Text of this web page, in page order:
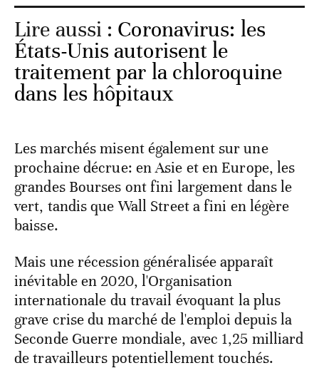
Lire aussi : Coronavirus: les
États-Unis autorisent le
traitement par la chloroquine
dans les hôpitaux
Les marchés misent également sur une
prochaine décrue: en Asie et en Europe, les
grandes Bourses ont fini largement dans le
vert, tandis que Wall Street a fini en légère
baisse.
Mais une récession généralisée apparaît
inévitable en 2020, l'Organisation
internationale du travail évoquant la plus
grave crise du marché de l'emploi depuis la
Seconde Guerre mondiale, avec 1,25 milliard
de travailleurs potentiellement touchés.